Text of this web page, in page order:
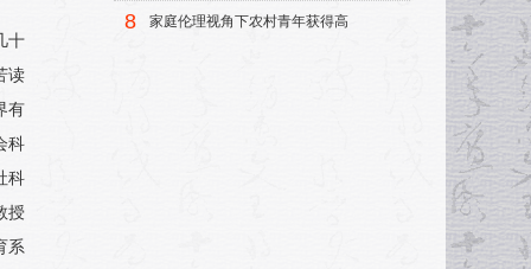
十
读
有
科
科
授
系
8
家庭伦理视角下农村青年获得高